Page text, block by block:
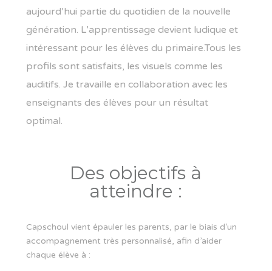
aujourd’hui partie du quotidien de la nouvelle
génération. L’apprentissage devient ludique et
intéressant pour les élèves du primaire.Tous les
profils sont satisfaits, les visuels comme les
auditifs. Je travaille en collaboration avec les
enseignants des élèves pour un résultat
optimal.
Des objectifs à
atteindre :
Capschoul vient épauler les parents, par le biais d’un
accompagnement très personnalisé, afin d’aider
chaque élève à :